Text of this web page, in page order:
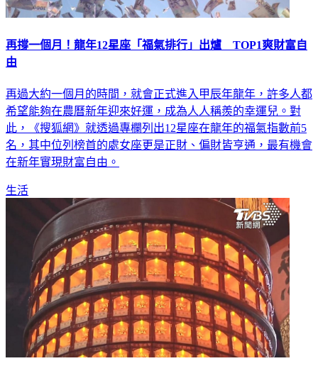
再撐一個月！龍年12星座「福氣排行」出爐 TOP1爽財富自
由
再過大約一個月的時間，就會正式進入甲辰年龍年，許多人都
希望能夠在農曆新年迎來好運，成為人人稱羨的幸運兒。對
此，《搜狐網》就透過專欄列出12星座在龍年的福氣指數前5
名，其中位列榜首的處女座更是正財、偏財皆亨通，最有機會
在新年實現財富自由。
生活